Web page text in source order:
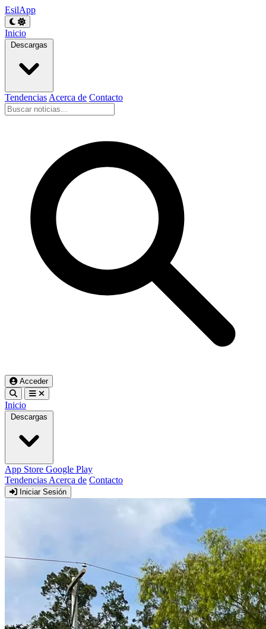
EsilApp
Inicio
Descargas
Tendencias Acerca de Contacto
Acceder
Inicio
Descargas
App Store Google Play
Tendencias Acerca de Contacto
Iniciar Sesión